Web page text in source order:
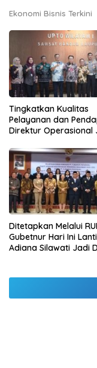
Ekonomi Bisnis Terkini
Tingkatkan Kualitas
Pelayanan dan
Direktur Operasional Jasa
di Lampung dan
Samsat Rajabasa
Ditetapkan Melalui
Gubetnur Hari Ini
Adiana Silawati Jadi